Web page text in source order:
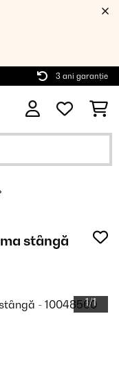
3 ani garanție
stângă
1/1